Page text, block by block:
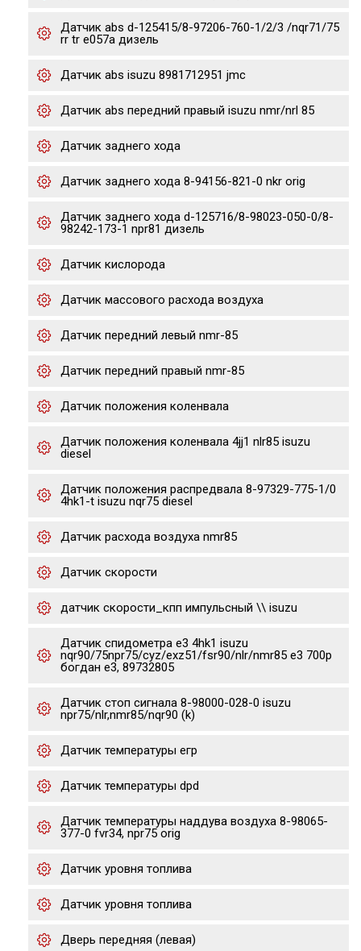
Датчик abs d-125415/8-97206-760-1/2/3 /nqr71/75
rr tr e057a дизель
Датчик abs isuzu 8981712951 jmc
Датчик abs передний правый isuzu nmr/nrl 85
Датчик заднего хода
Датчик заднего хода 8-94156-821-0 nkr orig
Датчик заднего хода d-125716/8-98023-050-0/8-
98242-173-1 npr81 дизель
Датчик кислорода
Датчик массового расхода воздуха
Датчик передний левый nmr-85
Датчик передний правый nmr-85
Датчик положения коленвала
Датчик положения коленвала 4jj1 nlr85 isuzu
diesel
Датчик положения распредвала 8-97329-775-1/0
4hk1-t isuzu nqr75 diesel
Датчик расхода воздуха nmr85
Датчик скорости
датчик скорости_кпп импульсный \\ isuzu
Датчик спидометра е3 4hk1 isuzu
nqr90/75npr75/cyz/exz51/fsr90/nlr/nmr85 e3 700p
богдан е3, 89732805
Датчик стоп сигнала 8-98000-028-0 isuzu
npr75/nlr,nmr85/nqr90 (k)
Датчик температуры егр
Датчик температуры dpd
Датчик температуры наддува воздуха 8-98065-
377-0 fvr34, npr75 orig
Датчик уровня топлива
Датчик уровня топлива
Дверь передняя (левая)